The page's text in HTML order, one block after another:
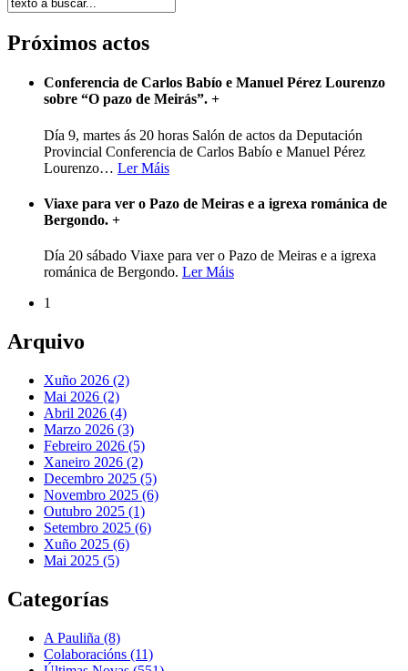
Próximos actos
Conferencia de Carlos Babío e Manuel Pérez Lourenzo
sobre “O pazo de Meirás”. +
Día 9, martes ás 20 horas Salón de actos da Deputación
Provincial Conferencia de Carlos Babío e Manuel Pérez
Lourenzo… Ler Máis
Viaxe para ver o Pazo de Meiras e a igrexa románica de
Bergondo. +
Día 20 sábado Viaxe para ver o Pazo de Meiras e a igrexa
románica de Bergondo. Ler Máis
1
Arquivo
Xuño 2026 (2)
Mai 2026 (2)
Abril 2026 (4)
Marzo 2026 (3)
Febreiro 2026 (5)
Xaneiro 2026 (2)
Decembro 2025 (5)
Novembro 2025 (6)
Outubro 2025 (1)
Setembro 2025 (6)
Xuño 2025 (6)
Mai 2025 (5)
Categorías
A Pauliña (8)
Colaboracións (11)